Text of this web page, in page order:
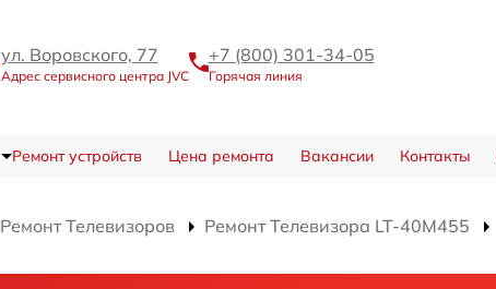
ул. Воровского, 77
Адрес сервисного центра JVC
+7 (800) 301-34-05
Горячая линия
Ремонт устройств Цена ремонта Вакансии Контакты
Ремонт Телевизоров Ремонт Телевизора LT-40M455